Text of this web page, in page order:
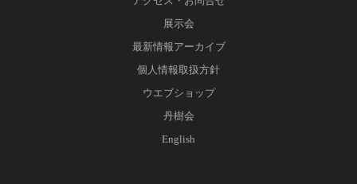
展示会
最新情報アーカイブ
個人情報取扱方針
ウエブショップ
丹樹会
English